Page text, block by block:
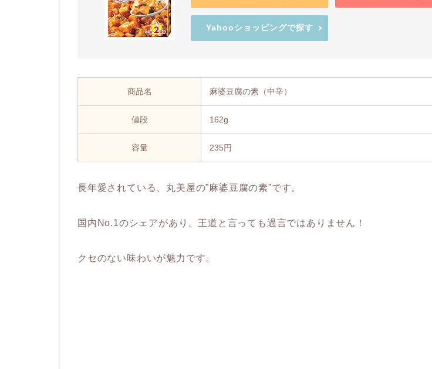
Yahooショッピングで探す
商品名 麻婆豆腐の素（中辛）
値段 162g
容量 235円
長年愛されている、丸美屋の”麻婆豆腐の素”です。
国内No.1のシェアがあり、王道と言っても過言ではありません！
クセのない味わいが魅力です。